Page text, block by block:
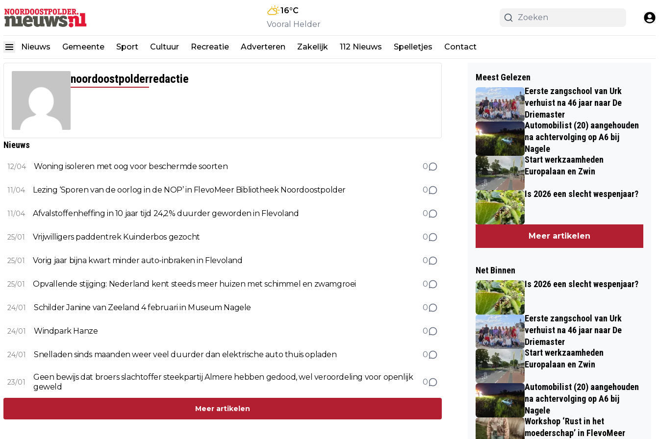
16°C
Vooral Helder
Nieuws Gemeente Sport Cultuur Recreatie Adverteren Zakelijk 112 Nieuws Spelletjes Contact
noordoostpolderredactie
Nieuws
12/04 Woning isoleren met oog voor beschermde soorten 0
11/04 Lezing ‘Sporen van de oorlog in de NOP’ in FlevoMeer Bibliotheek Noordoostpolder 0
11/04 Afvalstoffenheffing in 10 jaar tijd 24,2% duurder geworden in Flevoland 0
25/01 Vrijwilligers paddentrek Kuinderbos gezocht 0
25/01 Vorig jaar bijna kwart minder auto-inbraken in Flevoland 0
25/01 Opvallende stijging: Nederland kent steeds meer huizen met schimmel en zwamgroei 0
24/01 Schilder Janine van Zeeland 4 februari in Museum Nagele 0
24/01 Windpark Hanze 0
24/01 Snelladen sinds maanden weer veel duurder dan elektrische auto thuis opladen 0
23/01
Geen bewijs dat broers slachtoffer steekpartij Almere hebben gedood, wel veroordeling voor openlijk
geweld
0
Meer artikelen
Meest Gelezen
Eerste zangschool van Urk
verhuist na 46 jaar naar De
Driemaster
Automobilist (20) aangehouden
na achtervolging op A6 bij
Nagele
Start werkzaamheden
Europalaan en Zwin
Is 2026 een slecht wespenjaar?
Meer artikelen
Net Binnen
Is 2026 een slecht wespenjaar?
Eerste zangschool van Urk
verhuist na 46 jaar naar De
Driemaster
Start werkzaamheden
Europalaan en Zwin
Automobilist (20) aangehouden
na achtervolging op A6 bij
Nagele
Workshop ‘Rust in het
moederschap’ in FlevoMeer